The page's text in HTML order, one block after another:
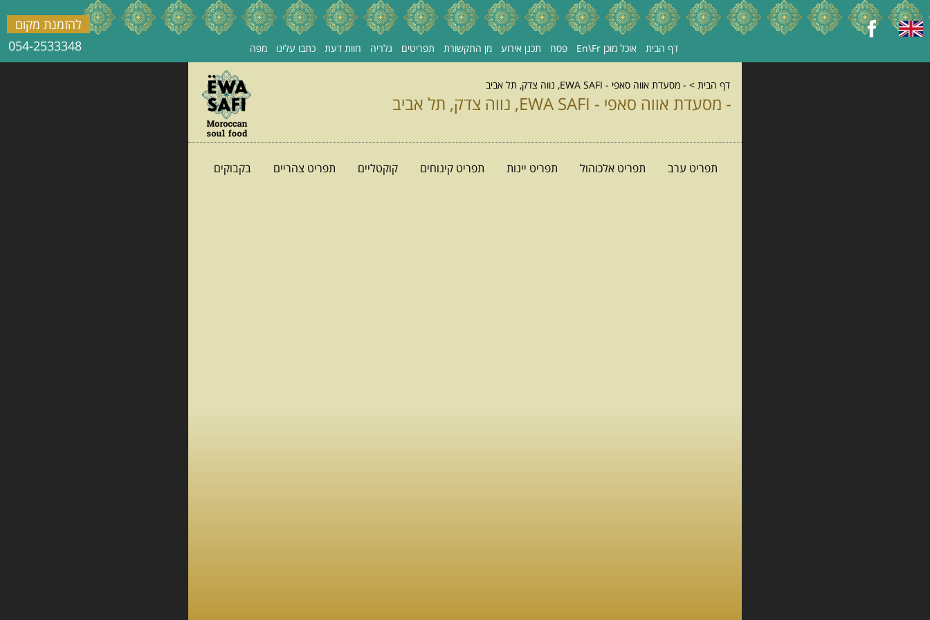
דף הבית אוכל מוכן En\Fr פסח תכנן אירוע מן התקשורת תפריטים גלריה חוות דעת כתבו עלינו מפה
להזמנת מקום
054-2533348
דף הבית > - מסעדת אווה סאפי - EWA SAFI, נווה צדק, תל אביב
- מסעדת אווה סאפי - EWA SAFI, נווה צדק, תל אביב
תפריט ערב תפריט אלכוהול תפריט יינות תפריט קינוחים קוקטליים תפריט צהריים בקבוקים